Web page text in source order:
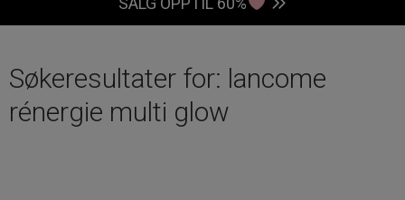
Søkeresultater for: lancome
rénergie multi glow